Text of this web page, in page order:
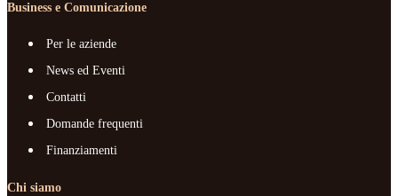
Business e Comunicazione
Per le aziende
News ed Eventi
Contatti
Domande frequenti
Finanziamenti
Chi siamo